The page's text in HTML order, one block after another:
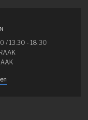
/ 13.30 - 18.30